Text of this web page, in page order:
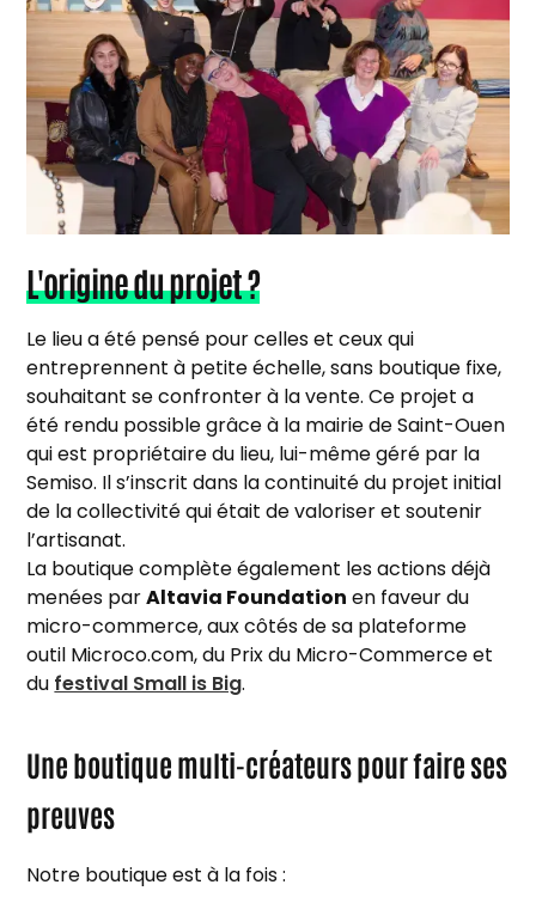
L'origine du projet ?
Le lieu a été pensé pour celles et ceux qui
entreprennent à petite échelle, sans boutique fixe,
souhaitant se confronter à la vente. Ce projet a
été rendu possible grâce à la mairie de Saint-Ouen
qui est propriétaire du lieu, lui-même géré par la
Semiso. Il s’inscrit dans la continuité du projet initial
de la collectivité qui était de valoriser et soutenir
l’artisanat.
La boutique complète également les actions déjà
menées parAltavia Foundation en faveur du
micro-commerce, aux côtés de sa plateforme
outil Microco.com, du Prix du Micro-Commerce et
du festival Small is Big.
Une boutique multi-créateurs pour faire ses
preuves
Notre boutique est à la fois :